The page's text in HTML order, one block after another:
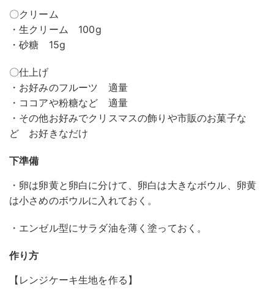
〇クリーム
・生クリーム 100g
・砂糖 15g
〇仕上げ
・お好みのフルーツ 適量
・ココアや粉糖など 適量
・その他お好みでクリスマスの飾りや市販のお菓子な
ど お好きなだけ
下準備
・卵は卵黄と卵白に分けて、卵白は大きなボウル、卵黄
は小さめのボウルに入れておく。
・エンゼル型にサラダ油を薄く塗っておく。
作り方
【レンジケーキ生地を作る】